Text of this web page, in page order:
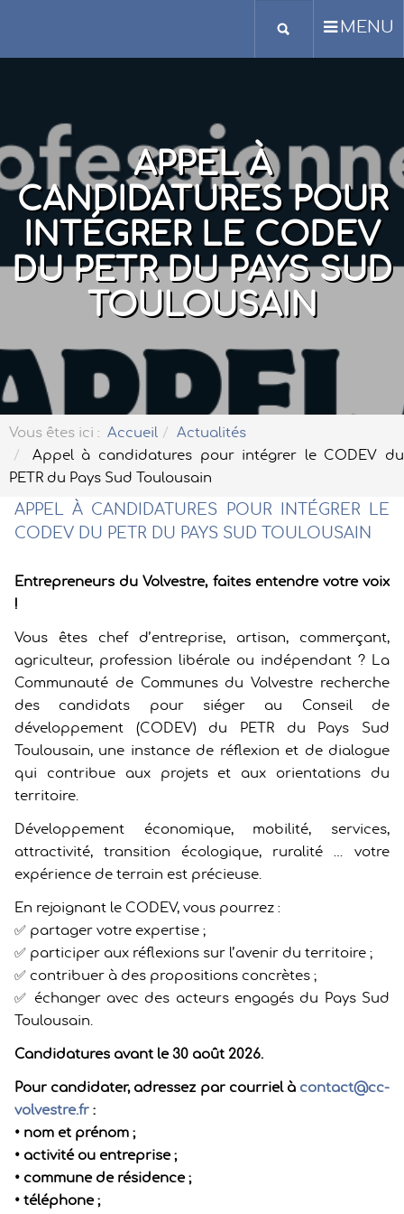
MENU
APPEL À
CANDIDATURES POUR
INTÉGRER LE CODEV
DU PETR DU PAYS SUD
TOULOUSAIN
Vous êtes ici : Accueil
Actualités
Appel à candidatures pour intégrer le CODEV du
PETR du Pays Sud Toulousain
APPEL À CANDIDATURES POUR INTÉGRER LE
CODEV DU PETR DU PAYS SUD TOULOUSAIN
Entrepreneurs du Volvestre, faites entendre votre voix
!
Vous êtes chef d’entreprise, artisan, commerçant,
agriculteur, profession libérale ou indépendant ? La
Communauté de Communes du Volvestre recherche
des candidats pour siéger au Conseil de
développement (CODEV) du PETR du Pays Sud
Toulousain, une instance de réflexion et de dialogue
qui contribue aux projets et aux orientations du
territoire.
Développement économique, mobilité, services,
attractivité, transition écologique, ruralité … votre
expérience de terrain est précieuse.
En rejoignant le CODEV, vous pourrez :
✅ partager votre expertise ;
✅ participer aux réflexions sur l’avenir du territoire ;
✅ contribuer à des propositions concrètes ;
✅ échanger avec des acteurs engagés du Pays Sud
Toulousain.
Candidatures avant le 30 août 2026.
Pour candidater, adressez par courriel à contact@cc-
volvestre.fr :
• nom et prénom ;
• activité ou entreprise ;
• commune de résidence ;
• téléphone ;